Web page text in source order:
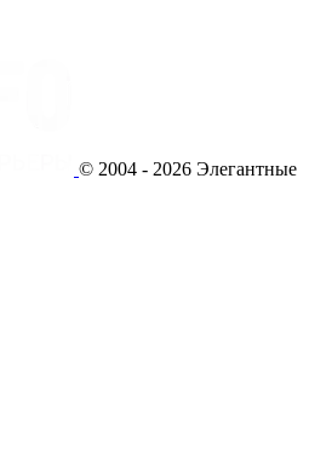
© 2004 - 2026 Элегантные